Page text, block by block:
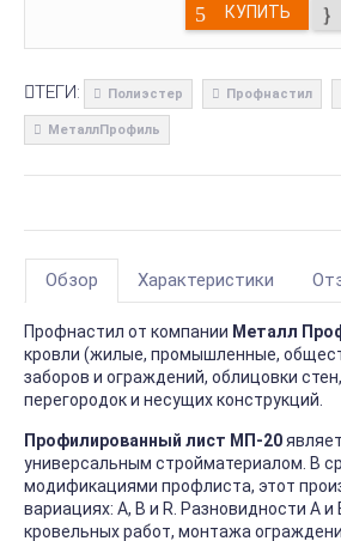
КУПИТЬ
ТЕГИ: Полиэстер Профнастил
МеталлПрофиль
Обзор Характеристики
Профнастил от компании Металл
кровли (жилые, промышленные,
заборов и ограждений, облицовки
перегородок и несущих конструкций.
Профилированный лист МП-20
универсальным стройматериалом. В
модификациями профлиста, этот
вариациях: А, В и R. Разновидности А
кровельных работ, монтажа